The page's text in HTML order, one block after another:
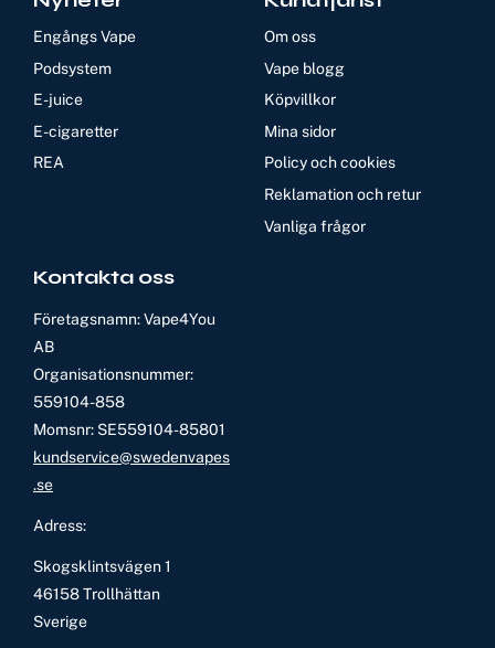
Engångs Vape
Podsystem
E-juice
E-cigaretter
REA
Om oss
Vape blogg
Köpvillkor
Mina sidor
Policy och cookies
Reklamation och retur
Vanliga frågor
Kontakta oss
Företagsnamn: Vape4You
AB
Organisationsnummer:
559104-858
Momsnr: SE559104-85801
kundservice@swedenvapes
.se
Adress:
Skogsklintsvägen 1
46158 Trollhättan
Sverige